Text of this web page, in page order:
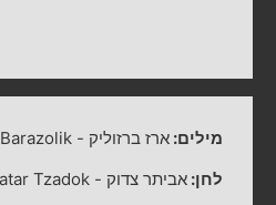
מילים: ארז ברזוליק -
לחן: אביתר צדוק -
Tzadok